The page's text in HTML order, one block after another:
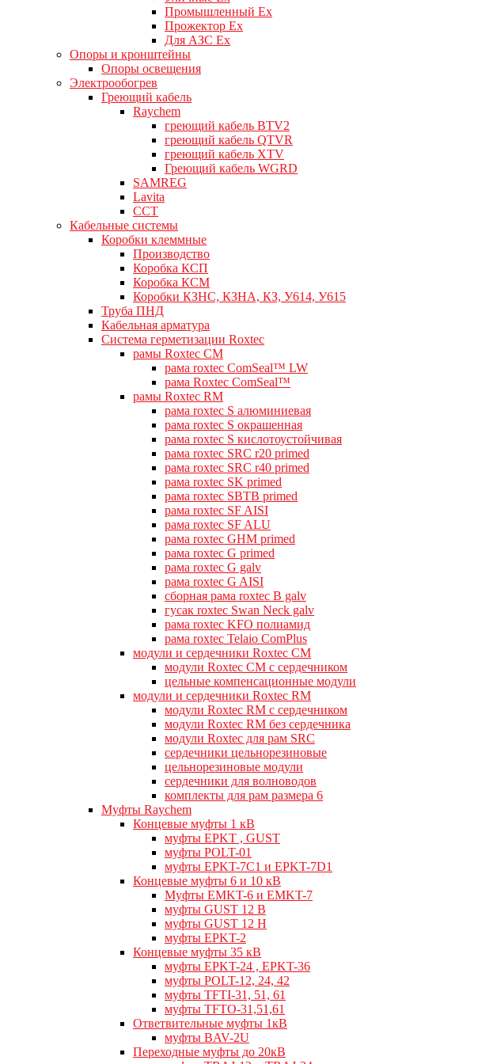
Промышленный Ex
Прожектор Ex
Для АЗС Ex
Опоры и кронштейны
Опоры освещения
Электрообогрев
Греющий кабель
Raychem
греющий кабель BTV2
греющий кабель QTVR
греющий кабель XTV
Греющий кабель WGRD
SAMREG
Lavita
CCT
Кабельные системы
Коробки клеммные
Производство
Коробка КСП
Коробка КСМ
Коробки КЗНС, КЗНА, КЗ, У614, У615
Труба ПНД
Кабельная арматура
Система герметизации Roxtec
рамы Roxtec CM
рама roxtec ComSeal™ LW
рама Roxtec ComSeal™
рамы Roxtec RM
рама roxtec S алюминиевая
рама roxtec S окрашенная
рама roxtec S кислотоустойчивая
рама roxtec SRC r20 primed
рама roxtec SRC r40 primed
рама roxtec SK primed
рама roxtec SBTB primed
рама roxtec SF AISI
рама roxtec SF ALU
рама roxtec GHM primed
рама roxtec G primed
рама roxtec G galv
рама roxtec G AISI
сборная рама roxtec B galv
гусак roxtec Swan Neck galv
рама roxtec KFO полиамид
рама roxtec Telaio ComPlus
модули и сердечники Roxtec CM
модули Roxtec CM с сердечником
цельные компенсационные модули
модули и сердечники Roxtec RM
модули Roxtec RM с сердечником
модули Roxtec RM без сердечника
модули Roxtec для рам SRC
сердечники цельнорезиновые
цельнорезиновые модули
сердечники для волноводов
комплекты для рам размера 6
Муфты Raychem
Концевые муфты 1 кВ
муфты EPKT , GUST
муфты POLT-01
муфты EPKT-7C1 и EPKT-7D1
Концевые муфты 6 и 10 кВ
Муфты EMKT-6 и EMKT-7
муфты GUST 12 В
муфты GUST 12 Н
муфты EPKT-2
Концевые муфты 35 кВ
муфты EPKT-24 , EPKT-36
муфты POLT-12, 24, 42
муфты TFTI-31, 51, 61
муфты TFTO-31,51,61
Ответвительные муфты 1кВ
муфты BAV-2U
Переходные муфты до 20кВ